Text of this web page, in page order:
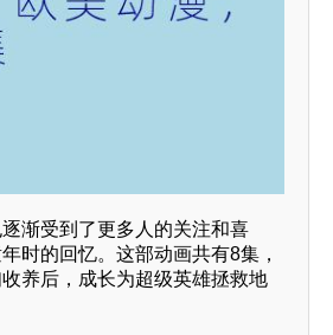
渐受到了更多人的关注和喜
时的回忆。这部动画共有8集，
养后，成长为超级英雄拯救地